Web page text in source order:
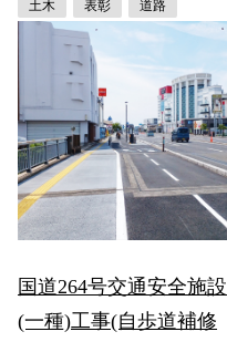
土木 表彰 道路
国道264号交通安全施設
(一種)工事(自歩道補修